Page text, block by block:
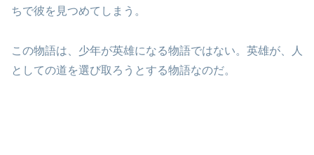
ちで彼を見つめてしまう。
この物語は、少年が英雄になる物語ではない。英雄が、人
としての道を選び取ろうとする物語なのだ。